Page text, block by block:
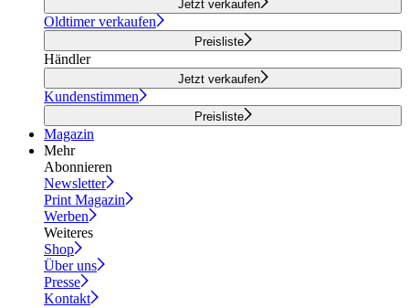
Jetzt verkaufen
Oldtimer verkaufen
Preisliste
Händler
Jetzt verkaufen
Kundenstimmen
Preisliste
Magazin
Mehr
Abonnieren
Newsletter
Print Magazin
Werben
Weiteres
Shop
Über uns
Presse
Kontakt